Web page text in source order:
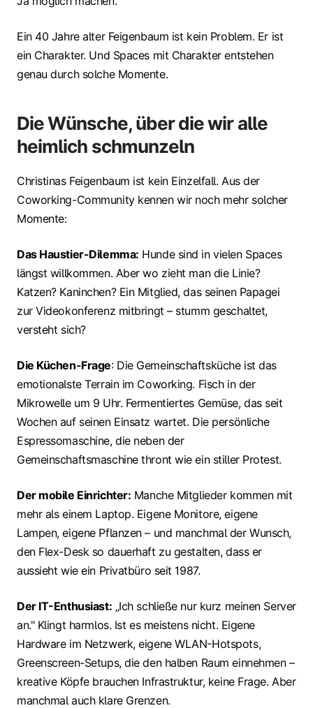
Ein 40 Jahre alter Feigenbaum ist kein Problem. Er ist
ein Charakter. Und Spaces mit Charakter entstehen
genau durch solche Momente.
Die Wünsche, über die wir alle
heimlich schmunzeln
Christinas Feigenbaum ist kein Einzelfall. Aus der
Coworking-Community kennen wir noch mehr solcher
Momente:
Das Haustier-Dilemma: Hunde sind in vielen Spaces
längst willkommen. Aber wo zieht man die Linie?
Katzen? Kaninchen? Ein Mitglied, das seinen Papagei
zur Videokonferenz mitbringt – stumm geschaltet,
versteht sich?
Die Küchen-Frage: Die Gemeinschaftsküche ist das
emotionalste Terrain im Coworking. Fisch in der
Mikrowelle um 9 Uhr. Fermentiertes Gemüse, das seit
Wochen auf seinen Einsatz wartet. Die persönliche
Espressomaschine, die neben der
Gemeinschaftsmaschine thront wie ein stiller Protest.
Der mobile Einrichter: Manche Mitglieder kommen mit
mehr als einem Laptop. Eigene Monitore, eigene
Lampen, eigene Pflanzen – und manchmal der Wunsch,
den Flex-Desk so dauerhaft zu gestalten, dass er
aussieht wie ein Privatbüro seit 1987.
Der IT-Enthusiast: „Ich schließe nur kurz meinen Server
an." Klingt harmlos. Ist es meistens nicht. Eigene
Hardware im Netzwerk, eigene WLAN-Hotspots,
Greenscreen-Setups, die den halben Raum einnehmen –
kreative Köpfe brauchen Infrastruktur, keine Frage. Aber
manchmal auch klare Grenzen.